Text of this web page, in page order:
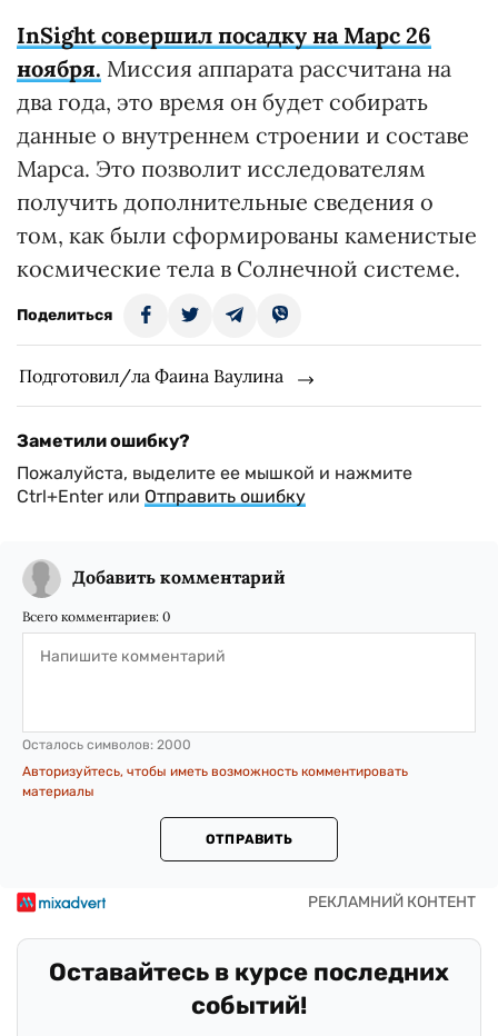
InSight совершил посадку на Марс 26
ноября. Миссия аппарата рассчитана на
два года, это время он будет собирать
данные о внутреннем строении и составе
Марса. Это позволит исследователям
получить дополнительные сведения о
том, как были сформированы каменистые
космические тела в Солнечной системе.
Поделиться
Подготовил/ла Фаина Ваулина
Заметили ошибку?
Пожалуйста, выделите ее мышкой и нажмите
Ctrl+Enter или Отправить ошибку
Добавить комментарий
Всего комментариев: 0
Осталось символов: 2000
Авторизуйтесь, чтобы иметь возможность комментировать
материалы
ОТПРАВИТЬ
Оставайтесь в курсе последних
событий!